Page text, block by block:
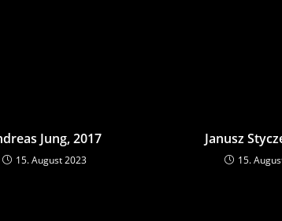
Jung, 2017
15. August 2023
Janusz
15.